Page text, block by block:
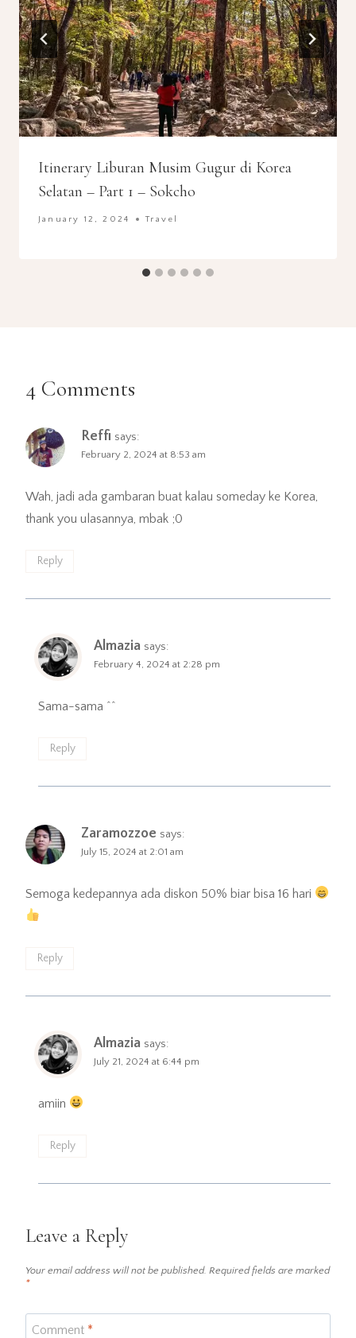
Itinerary Liburan Musim Gugur di Korea
Selatan – Part 1 – Sokcho
January 12, 2024 Travel
4 Comments
Reffi says:
February 2, 2024 at 8:53 am
Wah, jadi ada gambaran buat kalau someday ke Korea,
thank you ulasannya, mbak ;0
Reply
Almazia says:
February 4, 2024 at 2:28 pm
Sama-sama ^^
Reply
Zaramozzoe says:
July 15, 2024 at 2:01 am
Semoga kedepannya ada diskon 50% biar bisa 16 hari
Reply
Almazia says:
July 21, 2024 at 6:44 pm
amiin
Reply
Leave a Reply
Your email address will not be published. Required fields are marked
*
Comment *